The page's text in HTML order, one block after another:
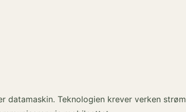
datamaskin. Teknologien krever verken strøm